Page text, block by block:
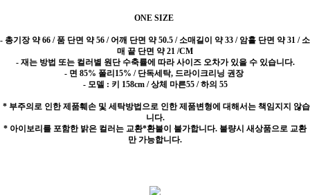
ONE SIZE
- 총기장 약 66 / 품 단면 약 56 / 어깨 단면 약 50.5 / 소매길이 약 33 / 암홀 단면 약 31 / 소
매 끝 단면 약 21 /CM
- 재는 방법 또는 컬러별 원단 수축률에 따라 사이즈 오차가 있을 수 있습니다.
- 면 85% 폴리15% / 단독세탁, 드라이크리닝 권장
- 모델 : 키 158cm / 상체 마른55 / 하의 55
* 부주의로 인한 제품훼손 및 세탁방법으로 인한 제품변형에 대해서는 책임지지 않습
니다.
* 아이보리를 포함한 밝은 컬러는 교환*환불이 불가합니다. 불량시 새상품으로 교환
만 가능합니다.